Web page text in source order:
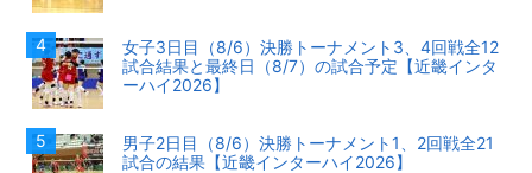
女子3日目（8/6）決勝トーナメント3、4回戦全12
試合結果と最終日（8/7）の試合予定【近畿インタ
ーハイ2026】
男子2日目（8/6）決勝トーナメント1、2回戦全21
試合の結果【近畿インターハイ2026】